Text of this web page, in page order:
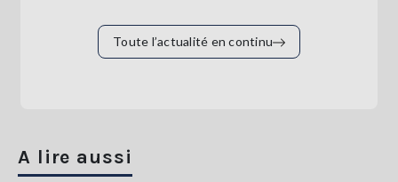
Toute l’actualité en continu
A lire aussi